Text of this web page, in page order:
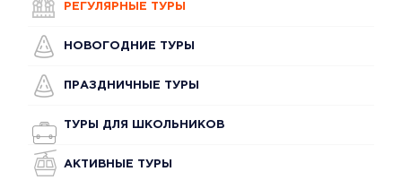
РЕГУЛЯРНЫЕ ТУРЫ
НОВОГОДНИЕ ТУРЫ
ПРАЗДНИЧНЫЕ ТУРЫ
ТУРЫ ДЛЯ ШКОЛЬНИКОВ
АКТИВНЫЕ ТУРЫ